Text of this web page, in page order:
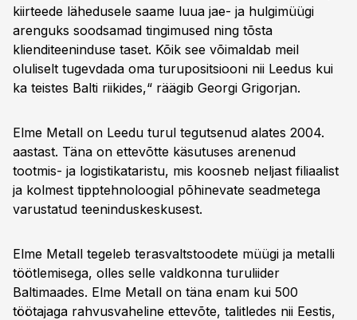
kiirteede lähedusele saame luua jae- ja hulgimüügi
arenguks soodsamad tingimused ning tõsta
klienditeeninduse taset. Kõik see võimaldab meil
oluliselt tugevdada oma turupositsiooni nii Leedus kui
ka teistes Balti riikides,“ räägib Georgi Grigorjan.
Elme Metall on Leedu turul tegutsenud alates 2004.
aastast. Täna on ettevõtte käsutuses arenenud
tootmis- ja logistikataristu, mis koosneb neljast filiaalist
ja kolmest tipptehnoloogial põhinevate seadmetega
varustatud teeninduskeskusest.
Elme Metall tegeleb terasvaltstoodete müügi ja metalli
töötlemisega, olles selle valdkonna turuliider
Baltimaades. Elme Metall on täna enam kui 500
töötajaga rahvusvaheline ettevõte, talitledes nii Eestis,